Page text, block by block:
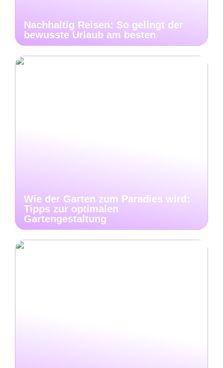
Nachhaltig Reisen: So gelingt der
bewusste Urlaub am besten
Wie der Garten zum Paradies wird:
Tipps zur optimalen
Gartengestaltung